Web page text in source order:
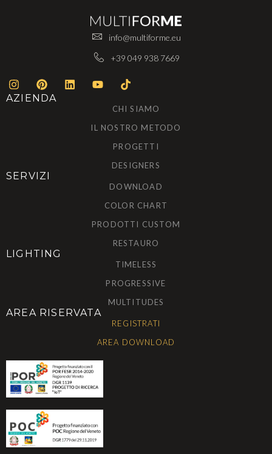
info@multiforme.eu
+39 049 938 7669
AZIENDA
CHI SIAMO
IL NOSTRO METODO
PROGETTI
DESIGNERS
SERVIZI
DOWNLOAD
COLOR CHART
PRODOTTI CUSTOM
RESTAURO
LIGHTING
TIMELESS
PROGRESSIVE
MULTITUDES
AREA RISERVATA
REGISTRATI
AREA DOWNLOAD